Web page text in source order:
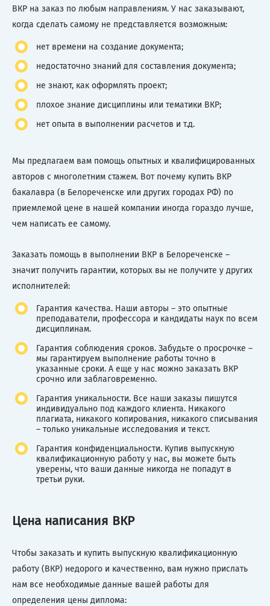
ВКР на заказ по любым направлениям. У нас заказывают,
когда сделать самому не представляется возможным:
нет времени на создание документа;
недостаточно знаний для составления документа;
не знают, как оформлять проект;
плохое знание дисциплины или тематики ВКР;
нет опыта в выполнении расчетов и т.д.
Мы предлагаем вам помощь опытных и квалифицированных
авторов с многолетним стажем. Вот почему купить ВКР
бакалавра (в Белореченске или других городах РФ) по
приемлемой цене в нашей компании иногда гораздо лучше,
чем написать ее самому.
Заказать помощь в выполнении ВКР в Белореченске –
значит получить гарантии, которых вы не получите у других
исполнителей:
Гарантия качества. Наши авторы – это опытные
преподаватели, профессора и кандидаты наук по всем
дисциплинам.
Гарантия соблюдения сроков. Забудьте о просрочке –
мы гарантируем выполнение работы точно в
указанные сроки. А еще у нас можно заказать ВКР
срочно или заблаговременно.
Гарантия уникальности. Все наши заказы пишутся
индивидуально под каждого клиента. Никакого
плагиата, никакого копирования, никакого списывания
– только уникальные исследования и текст.
Гарантия конфиденциальности. Купив выпускную
квалификационную работу у нас, вы можете быть
уверены, что ваши данные никогда не попадут в
третьи руки.
Цена написания ВКР
Чтобы заказать и купить выпускную квалификационную
работу (ВКР) недорого и качественно, вам нужно прислать
нам все необходимые данные вашей работы для
определения цены диплома: